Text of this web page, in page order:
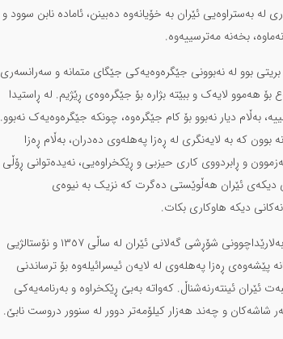
بەستراوەیی ئێران بە خۆیانەوە دەبینن، ئامادە نابن سوود و
بخەنە مەترسییەوە.
بوو لە نەبوونی جێگرەوەیەکی جێگای متمانە و سەرانسەری
هەموو لایەک و ببێتە بژارە بۆ جێگرەوەی ڕێژیم. لە ڕاستیدا
بەڵام دیار نەبوو بۆ کام جێگرەوە، چونکە جێگرەوەیەک نەبوو.
بوون کە بە لایەنگری لە ڕەزا پەهلەوی دەدران، بەڵام ڕەزا
و ڕابردووی کاری حیزبی و ڕێکخراوەیی، نەیدەتوانی ڕۆڵی
دیکەی ئێران هەڵوێستی دەگرت کە نزیک بە نیوەی
دیکە هاوکاری بکات.
سێ هۆکار ناوی ڕەزا پەهلەوییان زەق کردەوە: یەکەم، شکست و بەلارێداچوونی شۆڕشی گەلانی ئێران لە ساڵی ١٣٥٧ و نۆستالژیی
ڕەزا پەهلەوی لە لایەن ئیسرائیلەوە بۆ ترساندنی
ئینتەرنەشناڵ. کەواتە بەبێ ڕێکخراوە و بەرنامەیەکی
شاشەکان و چەند هەزار کیلۆمەتر دوور لە سنوور دروست نابێ.